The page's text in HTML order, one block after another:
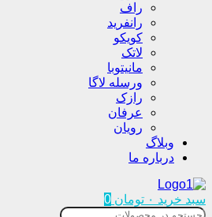
راف
رانفرید
کویکو
لاتک
مانیتوبا
ورسله لاگا
رازک
عرفان
رویان
وبلاگ
درباره ما
سبد خرید ۰ تومان 0